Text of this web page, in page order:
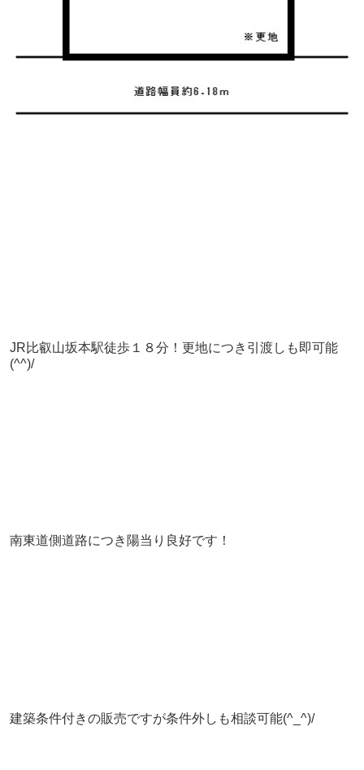
JR比叡山坂本駅徒歩１８分！更地につき引渡しも即可能
(^^)/
南東道側道路につき陽当り良好です！
建築条件付きの販売ですが条件外しも相談可能(^_^)/